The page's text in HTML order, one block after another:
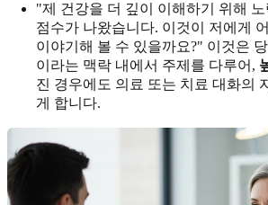
"제 건강을 더 깊이 이해하기 위해
점수가 나왔습니다. 이것이 저에게
이야기해 볼 수 있을까요?" 이것은
이라는 맥락 내에서 주제를 다루어,
진 경우에도 의료 또는 치료 대화의
게 합니다.